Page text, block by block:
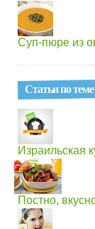
Суп-пюре из
Статьи по теме
Израильская
Постно,